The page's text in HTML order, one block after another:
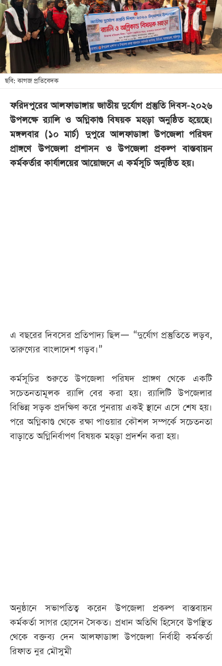
খেলা
বিনোদন
লাইফ
শিক্ষা
সব
বিভাগ
ছবি
ছবি: কাগজ প্রতিবেদক
ফরিদপুরের আলফাডাঙ্গায় জাতীয় দুর্যোগ প্রস্তুতি দিবস-২০২৬
উপলক্ষে র‍্যালি ও অগ্নিকাণ্ড বিষয়ক মহড়া অনুষ্ঠিত হয়েছে।
মঙ্গলবার (১০ মার্চ) দুপুরে আলফাডাঙ্গা উপজেলা পরিষদ
প্রাঙ্গণে উপজেলা প্রশাসন ও উপজেলা প্রকল্প বাস্তবায়ন
কর্মকর্তার কার্যালয়ের আয়োজনে এ কর্মসূচি অনুষ্ঠিত হয়।
এ বছরের দিবসের প্রতিপাদ্য ছিল— “দুর্যোগ প্রস্তুতিতে লড়ব,
তারুণ্যের বাংলাদেশ গড়ব।”
কর্মসূচির শুরুতে উপজেলা পরিষদ প্রাঙ্গণ থেকে একটি
সচেতনতামূলক র‍্যালি বের করা হয়। র‍্যালিটি উপজেলার
বিভিন্ন সড়ক প্রদক্ষিণ করে পুনরায় একই স্থানে এসে শেষ হয়।
পরে অগ্নিকাণ্ড থেকে রক্ষা পাওয়ার কৌশল সম্পর্কে সচেতনতা
বাড়াতে অগ্নিনির্বাপণ বিষয়ক মহড়া প্রদর্শন করা হয়।
অনুষ্ঠানে সভাপতিত্ব করেন উপজেলা প্রকল্প বাস্তবায়ন
কর্মকর্তা সাগর হোসেন সৈকত। প্রধান অতিথি হিসেবে উপস্থিত
থেকে বক্তব্য দেন আলফাডাঙ্গা উপজেলা নির্বাহী কর্মকর্তা
রিফাত নুর মৌসুমী